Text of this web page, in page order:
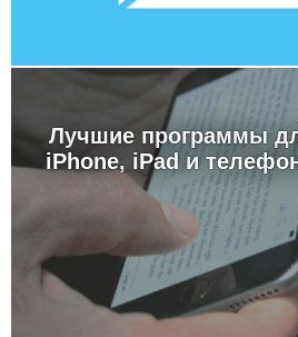
Лучшие программы
iPhone, iPad и